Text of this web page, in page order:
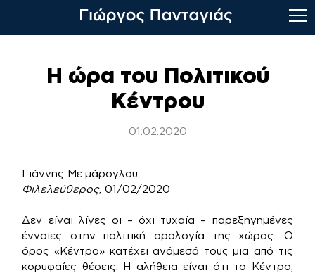
Η ώρα του Πολιτικού
Κέντρου
01.02.2020
Γιάννης Μεϊμάρογλου
Φιλελεύθερος, 01/02/2020
Δεν είναι λίγες οι – όχι τυχαία – παρεξηγημένες
έννοιες στην πολιτική ορολογία της χώρας. Ο
όρος «Κέντρο» κατέχει ανάμεσά τους μια από τις
κορυφαίες θέσεις. Η αλήθεια είναι ότι το Κέντρο,